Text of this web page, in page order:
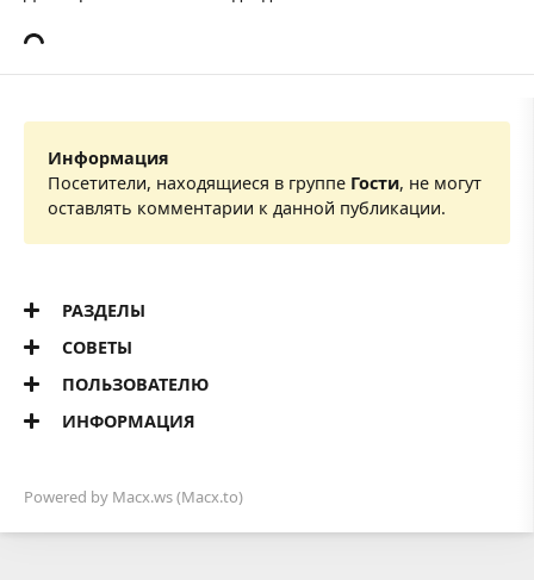
Информация
Посетители, находящиеся в группе Гости, не могут
оставлять комментарии к данной публикации.
РАЗДЕЛЫ
СОВЕТЫ
ПОЛЬЗОВАТЕЛЮ
ИНФОРМАЦИЯ
Powered by Macx.ws(Macx.to)